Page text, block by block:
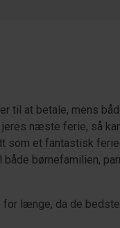
til at betale, mens
næste ferie, så
som et fantastisk
børnefamilien,
længe, da de